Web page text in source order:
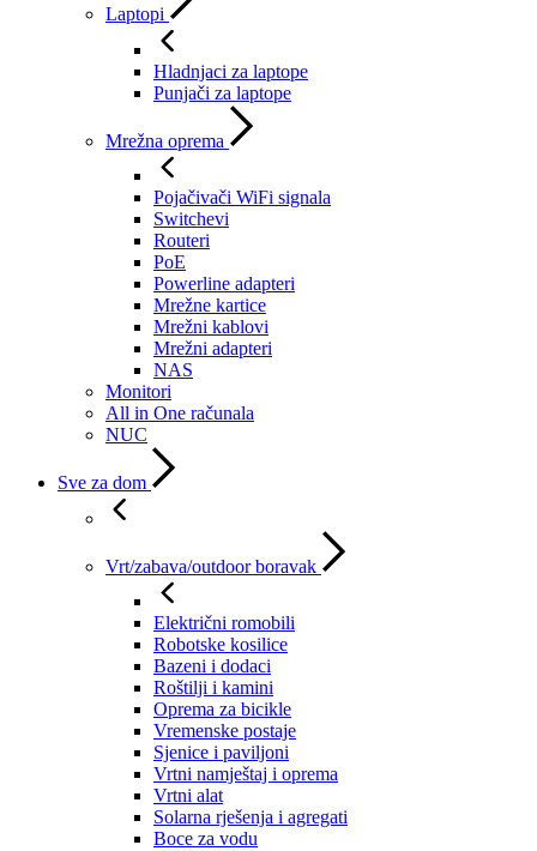
Laptopi
Hladnjaci za laptope
Punjači za laptope
Mrežna oprema
Pojačivači WiFi signala
Switchevi
Routeri
PoE
Powerline adapteri
Mrežne kartice
Mrežni kablovi
Mrežni adapteri
NAS
Monitori
All in One računala
NUC
Sve za dom
Vrt/zabava/outdoor boravak
Električni romobili
Robotske kosilice
Bazeni i dodaci
Roštilji i kamini
Oprema za bicikle
Vremenske postaje
Sjenice i paviljoni
Vrtni namještaj i oprema
Vrtni alat
Solarna rješenja i agregati
Boce za vodu